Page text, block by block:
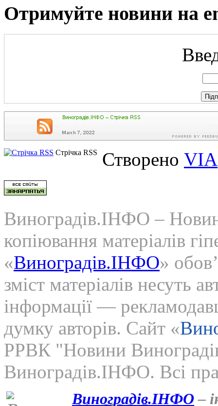
Отримуйте новини на
Стрічка RSS Створено VIA
Виноградів.ІНФО –
копіювання матеріалів
«Виноградів.ІНФО»
зміст матеріалів несуть
інформації —
думку авторів. Сайт «
РРВК "Новини
Виноградів.ІНФО. Всі
Виноградів.ІНФО –